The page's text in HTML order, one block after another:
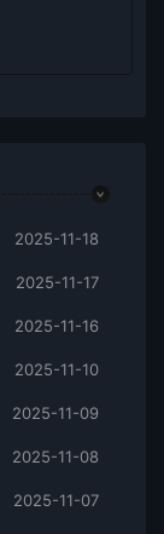
2025-11-18
2025-11-17
2025-11-16
2025-11-10
2025-11-09
2025-11-08
2025-11-07